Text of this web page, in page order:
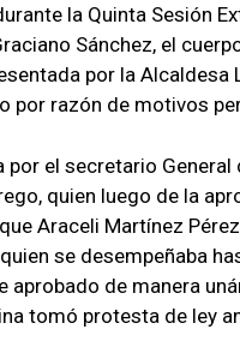
la Quinta Sesión
Sánchez, el
por la Alcaldesa
por razón de motivos
el secretario General
quien luego de la
Araceli Martínez
se desempeñaba
aprobado de manera
tomó protesta de ley